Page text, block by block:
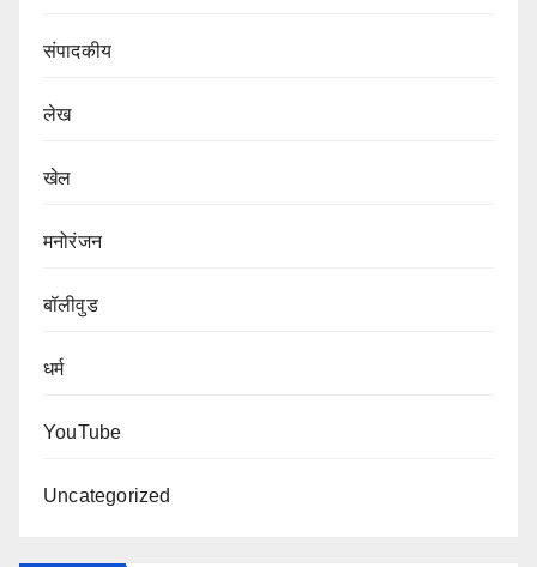
संपादकीय
लेख
खेल
मनोरंजन
बॉलीवुड
धर्म
YouTube
Uncategorized